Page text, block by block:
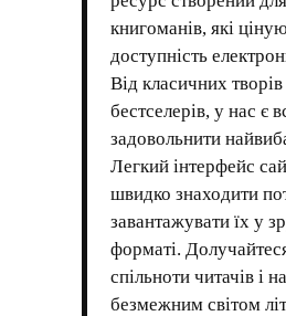
книгоманів, які
доступність
Від класичних
бестселерів, у нас є
задовольнити
Легкий інтерфейс
швидко знаходити
завантажувати їх у
форматі.
спільноти читачів і
безмежним світом